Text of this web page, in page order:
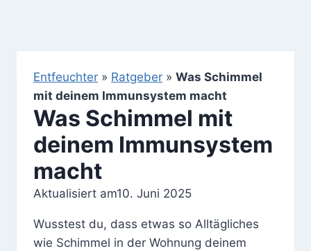
Entfeuchter » Ratgeber » Was Schimmel
mit deinem Immunsystem macht
Was Schimmel mit
deinem Immunsystem
macht
Aktualisiert am10. Juni 2025
Wusstest du, dass etwas so Alltägliches
wie Schimmel in der Wohnung deinem